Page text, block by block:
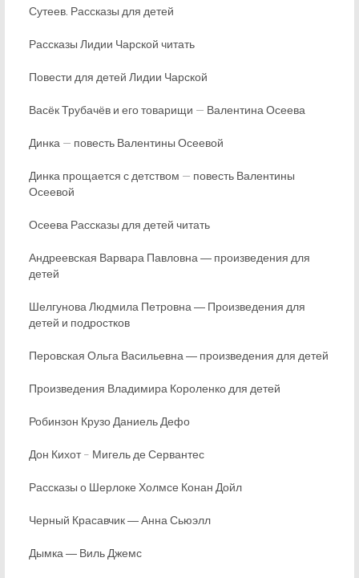
Сутеев. Рассказы для детей
Рассказы Лидии Чарской читать
Повести для детей Лидии Чарской
Васёк Трубачёв и его товарищи — Валентина Осеева
Динка — повесть Валентины Осеевой
Динка прощается с детством — повесть Валентины
Осеевой
Осеева Рассказы для детей читать
Андреевская Варвара Павловна ― произведения для
детей
Шелгунова Людмила Петровна ― Произведения для
детей и подростков
Перовская Ольга Васильевна ― произведения для детей
Произведения Владимира Короленко для детей
Робинзон Крузо Даниель Дефо
Дон Кихот – Мигель де Сервантес
Рассказы о Шерлоке Холмсе Конан Дойл
Черный Красавчик ― Анна Сьюэлл
Дымка ― Виль Джемс